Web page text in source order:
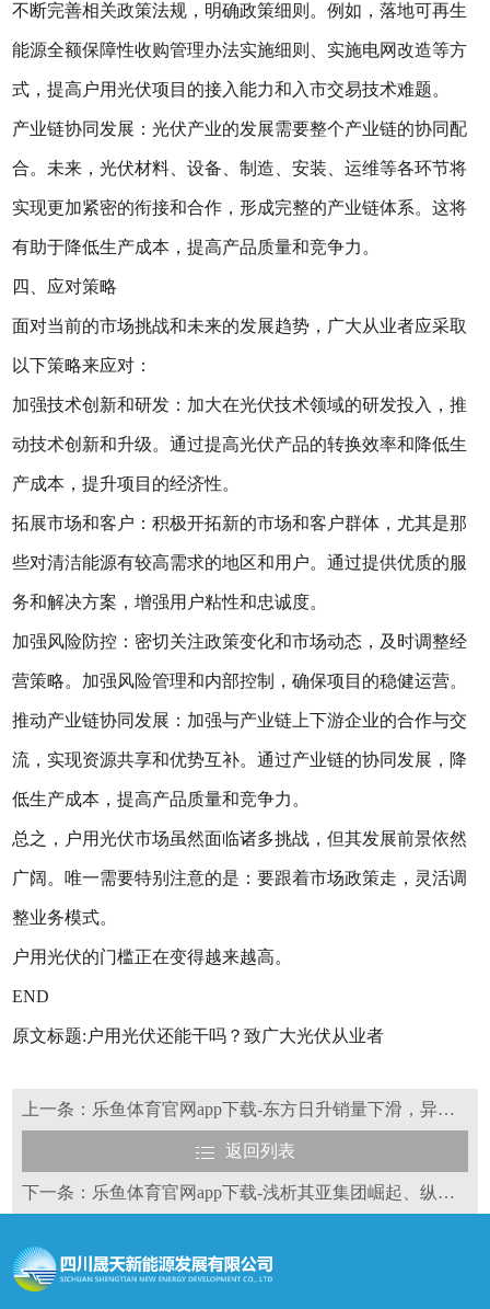
不断完善相关政策法规，明确政策细则。例如，落地可再生
能源全额保障性收购管理办法实施细则、实施电网改造等方
式，提高户用光伏项目的接入能力和入市交易技术难题。
产业链协同发展：光伏产业的发展需要整个产业链的协同配
合。未来，光伏材料、设备、制造、安装、运维等各环节将
实现更加紧密的衔接和合作，形成完整的产业链体系。这将
有助于降低生产成本，提高产品质量和竞争力。
四、应对策略
面对当前的市场挑战和未来的发展趋势，广大从业者应采取
以下策略来应对：
加强技术创新和研发：加大在光伏技术领域的研发投入，推
动技术创新和升级。通过提高光伏产品的转换效率和降低生
产成本，提升项目的经济性。
拓展市场和客户：积极开拓新的市场和客户群体，尤其是那
些对清洁能源有较高需求的地区和用户。通过提供优质的服
务和解决方案，增强用户粘性和忠诚度。
加强风险防控：密切关注政策变化和市场动态，及时调整经
营策略。加强风险管理和内部控制，确保项目的稳健运营。
推动产业链协同发展：加强与产业链上下游企业的合作与交
流，实现资源共享和优势互补。通过产业链的协同发展，降
低生产成本，提高产品质量和竞争力。
总之，户用光伏市场虽然面临诸多挑战，但其发展前景依然
广阔。唯一需要特别注意的是：要跟着市场政策走，灵活调
整业务模式。
户用光伏的门槛正在变得越来越高。
END
原文标题:户用光伏还能干吗？致广大光伏从业者
上一条：乐鱼体育官网app下载-东方日升销量下滑，异质结“远水”如何能解“近渴”？
返回列表
下一条：乐鱼体育官网app下载-浅析其亚集团崛起、纵横、裂变背后逻辑